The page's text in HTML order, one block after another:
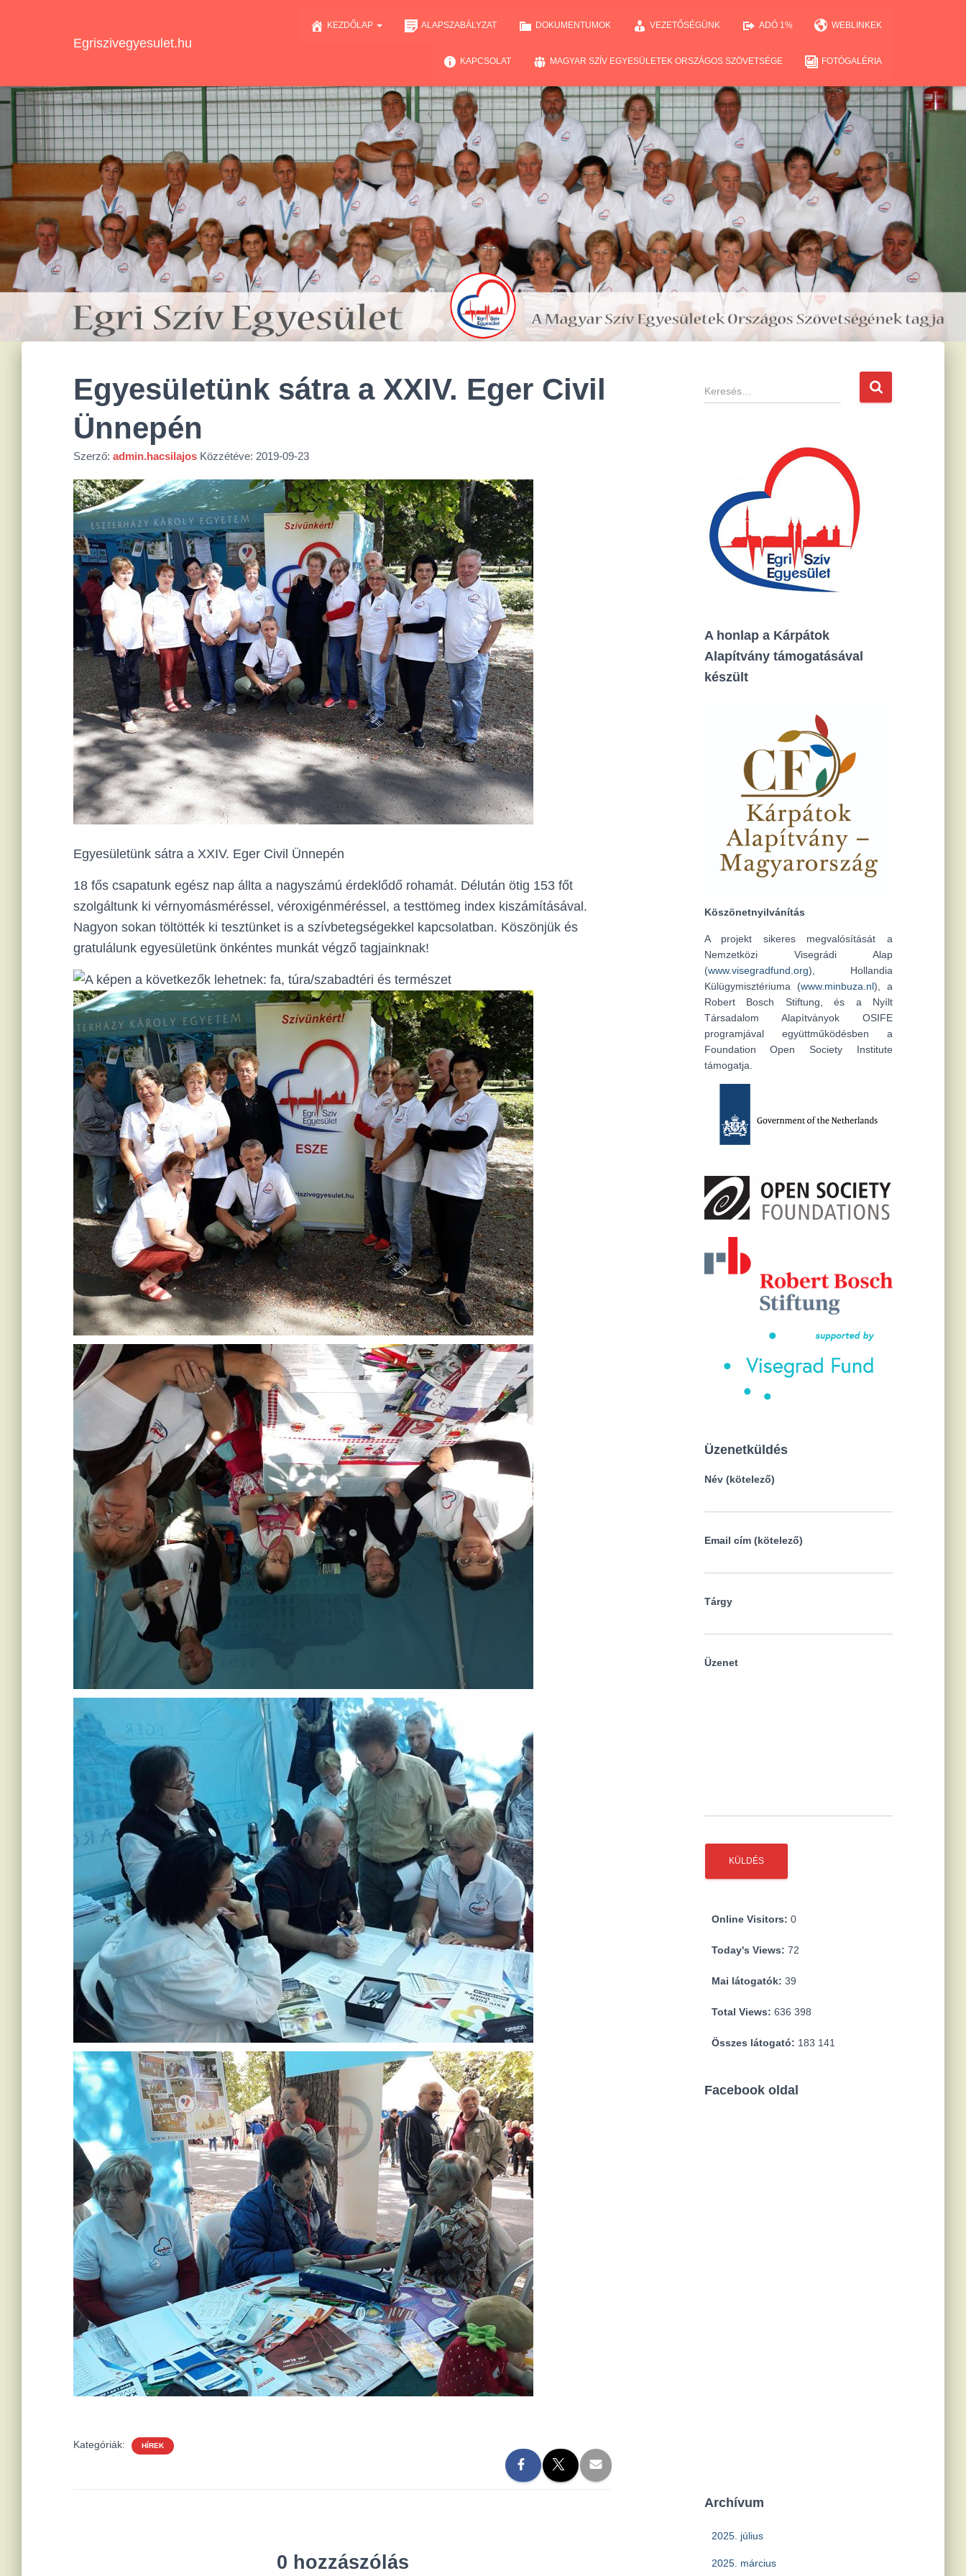
Egriszivegyesulet.hu
KEZDŐLAP ALAPSZABÁLYZAT DOKUMENTUMOK VEZETŐSÉGÜNK ADÓ 1% WEBLINKEK
KAPCSOLAT MAGYAR SZÍV EGYESÜLETEK ORSZÁGOS SZÖVETSÉGE FOTÓGALÉRIA
Egyesületünk sátra a XXIV. Eger Civil
Ünnepén
Szerző: admin.hacsilajos Közzétéve: 2019-09-23
Egyesületünk sátra a XXIV. Eger Civil Ünnepén
18 fős csapatunk egész nap állta a nagyszámú érdeklődő rohamát. Délután ötig 153 főt
szolgáltunk ki vérnyomásméréssel, véroxigénméréssel, a testtömeg index kiszámításával.
Nagyon sokan töltötték ki tesztünket is a szívbetegségekkel kapcsolatban. Köszönjük és
gratulálunk egyesületünk önkéntes munkát végző tagjainknak!
Kategóriák: HÍREK
0 hozzászólás
K
e
A honlap a Kárpátok
Alapítvány támogatásával
készült
Köszönetnyilvánítás
A projekt sikeres megvalósítását a
Nemzetközi Visegrádi Alap
(www.visegradfund.org), Hollandia
Külügymisztériuma (www.minbuza.nl), a
Robert Bosch Stiftung, és a Nyílt
Társadalom Alapítványok OSIFE
programjával együttműködésben a
Foundation Open Society Institute
támogatja.
Üzenetküldés
Név (kötelező)
Email cím (kötelező)
Tárgy
Üzenet
Online Visitors: 0
Today's Views: 72
Mai látogatók: 39
Total Views: 636 398
Összes látogató: 183 141
Facebook oldal
Archívum
2025. július
2025. március